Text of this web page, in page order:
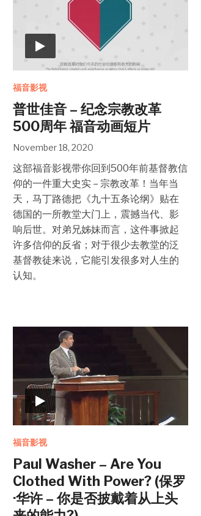
福音影视
普世佳音 – 纪念宗教改革
500周年 福音动画短片
November 18, 2020
这部福音影视带你回到500年前基督教信
仰的一件重大史实 – 宗教改革！当年当
天，马丁路德把《九十五条论纲》贴在
德国的一所教堂大门上，震撼当代、影
响后世。对弟兄姊妹而言，这件事掀起
许多信仰的反省；对于很少去教堂的泛
基督教徒来说，它能引发很多对人生的
认知。
福音影视
Paul Washer – Are You
Clothed With Power? (保罗
·华许 – 你是否披戴着从上头